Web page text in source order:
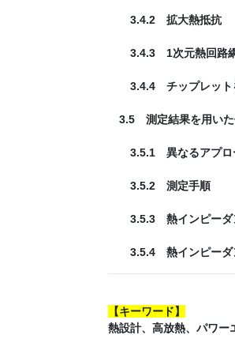
3.4.2 拡大熱抵抗
3.4.3 1次元熱回路網
3.4.4 チップレットを
3.5 測定結果を用いた
3.5.1 異なるアプロー
3.5.2 測定手順
3.5.3 熱インピーダ
3.5.4 熱インピーダン
【キーワード】
熱設計、高放熱、パワー